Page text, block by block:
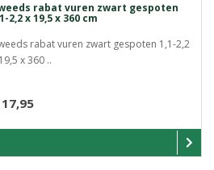
rabat vuren zwart gespoten
2,2 x 19,5 x 360 cm
rabat vuren zwart gespoten 1,1-2,2
x 360 ..